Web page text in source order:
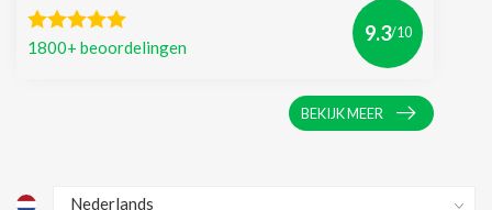
1800+ beoordelingen
9.3/10
BEKIJK MEER